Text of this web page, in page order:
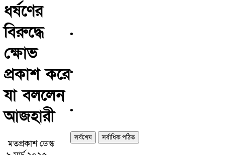
ধর্ষণের
বিরুদ্ধে
ক্ষোভ
প্রকাশ করে
যা বললেন
আজহারী
মতপ্রকাশ ডেস্ক
সর্বশেষ সর্বাধিক পঠিত